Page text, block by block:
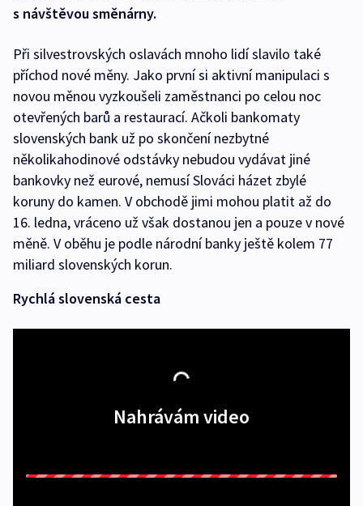
s návštěvou směnárny.
Při silvestrovských oslavách mnoho lidí slavilo také
příchod nové měny. Jako první si aktivní manipulaci s
novou měnou vyzkoušeli zaměstnanci po celou noc
otevřených barů a restaurací. Ačkoli bankomaty
slovenských bank už po skončení nezbytné
několikahodinové odstávky nebudou vydávat jiné
bankovky než eurové, nemusí Slováci házet zbylé
koruny do kamen. V obchodě jimi mohou platit až do
16. ledna, vráceno už však dostanou jen a pouze v nové
měně. V oběhu je podle národní banky ještě kolem 77
miliard slovenských korun.
Rychlá slovenská cesta
Nahrávám video